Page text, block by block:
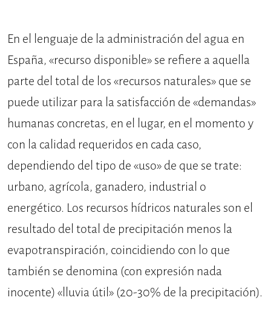
En el lenguaje de la administración del agua en
España, «recurso disponible» se refiere a aquella
parte del total de los «recursos naturales» que se
puede utilizar para la satisfacción de «demandas»
humanas concretas, en el lugar, en el momento y
con la calidad requeridos en cada caso,
dependiendo del tipo de «uso» de que se trate:
urbano, agrícola, ganadero, industrial o
energético. Los recursos hídricos naturales son el
resultado del total de precipitación menos la
evapotranspiración, coincidiendo con lo que
también se denomina (con expresión nada
inocente) «lluvia útil» (20-30% de la precipitación).